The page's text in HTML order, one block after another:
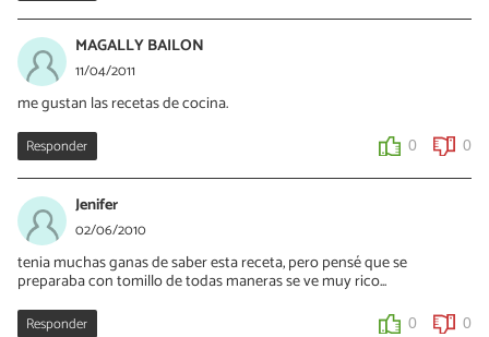
MAGALLY BAILON
11/04/2011
me gustan las recetas de cocina.
Responder 0 0
Jenifer
02/06/2010
tenia muchas ganas de saber esta receta, pero pensé que se
preparaba con tomillo de todas maneras se ve muy rico...
Responder 0 0